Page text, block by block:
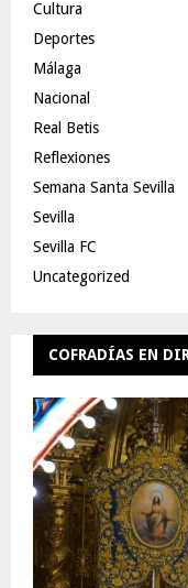
Cultura
Deportes
Málaga
Nacional
Real Betis
Reflexiones
Semana Santa Sevilla
Sevilla
Sevilla FC
Uncategorized
COFRADÍAS EN